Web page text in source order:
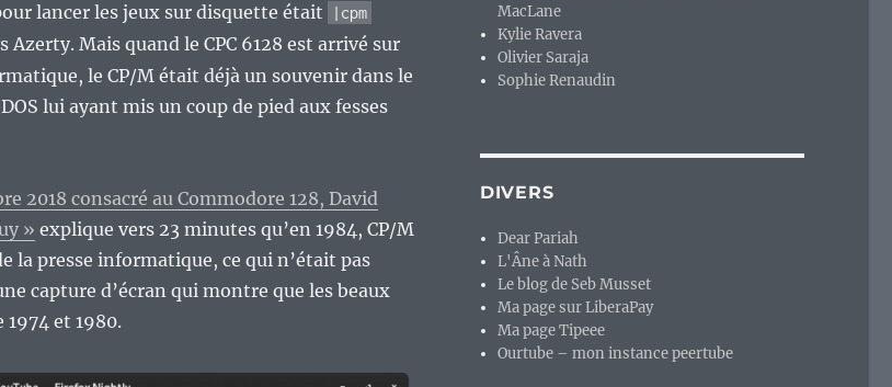
lancer les jeux sur disquette était |cpm
Azerty. Mais quand le CPC 6128 est arrivé sur
le CP/M était déjà un souvenir dans le
lui ayant mis un coup de pied aux fesses
2018 consacré au Commodore 128, David
» explique vers 23 minutes qu’en 1984, CP/M
la presse informatique, ce qui n’était pas
capture d’écran qui montre que les beaux
et 1980.
MacLane
Kylie Ravera
Olivier Saraja
Sophie Renaudin
DIVERS
Dear Pariah
L'Âne à Nath
Le blog de Seb Musset
Ma page sur LiberaPay
Ma page Tipeee
Ourtube – mon instance peertube